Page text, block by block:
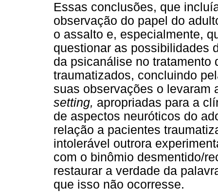
Essas conclusões, que
observação do papel do
o assalto e, especialmente,
questionar as possibilidades
da psicanálise no tratamento
traumatizados, concluindo
suas observações o levaram
setting, apropriadas para a
de aspectos neuróticos do
relação a pacientes
intolerável outrora
com o binômio desmentido/
restaurar a verdade da
que isso não ocorresse.